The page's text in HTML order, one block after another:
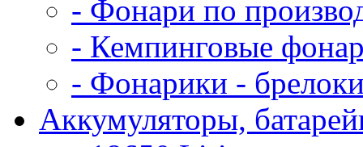
- Фонари по
- Кемпинговые
- Фонарики -
Аккумуляторы,